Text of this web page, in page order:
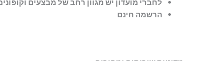
לחברי מועדון יש מגוון רחב של מבצעים
הרשמה חינם